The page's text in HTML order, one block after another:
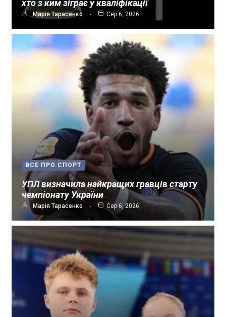
хто з ким зіграє у кваліфікації
Марія Тарасенко Сер 6, 2026
ВСЕ ПРО СПОРТ
УПЛ визначила найкращих гравців старту
чемпіонату України
Марія Тарасенко Сер 6, 2026